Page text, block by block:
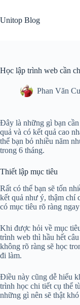
content
Unitop Blog
Học lập trình web cần
Phan Văn
Đây là những gì bạn
quả và có kết quả cao
thể bạn bỏ nhiều năm
trong 6 tháng.
Thiết lập mục tiêu
Rất có thể bạn sẽ tốn
kết quả như ý, thậm chí
có mục tiêu rõ ràng
Khi được hỏi về mục
trình web thì hầu hết
không rõ ràng sẽ học
đi làm.
Điều này cũng dễ hiểu
trình học chi tiết cụ thể
những gì nên sẽ thật